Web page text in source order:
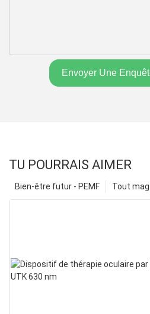
Envoyer Une
TU POURRAIS AIMER
Tout
Bien-être futur - PEMF